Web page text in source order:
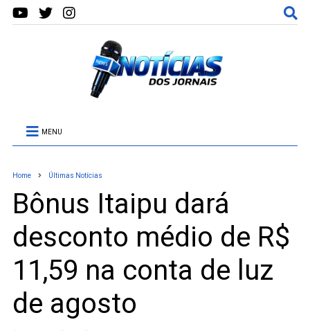
MENU
Home Últimas Notícias
Bônus Itaipu dará
desconto médio de R$
11,59 na conta de luz
de agosto